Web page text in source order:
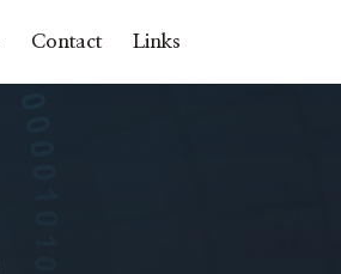
Contact Links